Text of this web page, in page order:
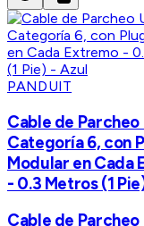
PANDUIT
Cable de Parcheo
Categoría 6, con
Modular en Cada
- 0.3 Metros (1
Cable de Parcheo